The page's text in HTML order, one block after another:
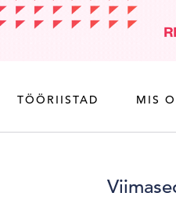
TÖÖRIISTAD MIS